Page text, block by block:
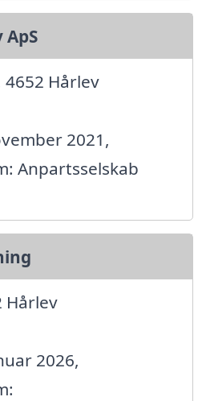
Hårlev
2021,
Anpartsselskab
Hårlev
2026,